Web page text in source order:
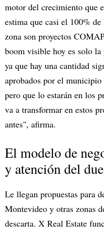
motor del crecimiento que
estima que casi el 100%
zona son proyectos
boom visible hoy es solo la
ya que hay una cantidad
aprobados por el municipio
pero que lo estarán en los
va a transformar en estos
antes", afirma.
El modelo de
y atención del
Le llegan propuestas para
Montevideo y otras zonas
descarta. X Real Estate